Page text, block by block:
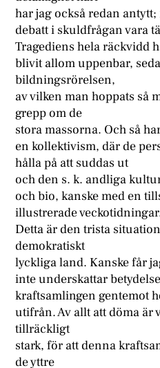
har jag också redan
debatt i skuldfrågan vara
Tragediens hela räckvidd
blivit allom uppenbar,
bildningsrörelsen,
av vilken man hoppats så
grepp om de
stora massorna. Och så
en kollektivism, där de
hålla på att suddas ut
och den s. k. andliga
och bio, kanske med en
illustrerade
Detta är den trista
demokratiskt
lyckliga land. Kanske får
inte underskattar
kraftsamlingen gentemot
utifrån. Av allt att döma är
tillräckligt
stark, för att denna
de yttre